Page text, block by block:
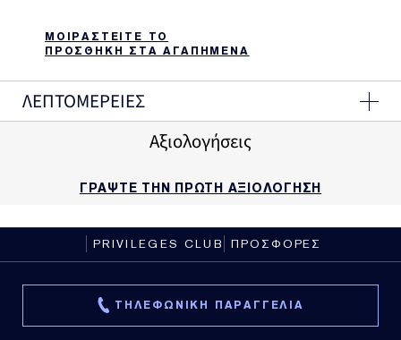
ΜΟΙΡΑΣΤΕΙΤΕ ΤΟ
ΠΡΟΣΘΗΚΗ ΣΤΑ ΑΓΑΠΗΜΕΝΑ
ΛΕΠΤΟΜΕΡΕΙΕΣ
Αξιολογήσεις
ΓΡΑΨΤΕ ΤΗΝ ΠΡΩΤΗ ΑΞΙΟΛΟΓΗΣΗ
PRIVILEGES CLUB ΠΡΟΣΦΟΡΕΣ
ΤΗΛΕΦΩΝΙΚΗ ΠΑΡΑΓΓΕΛΙΑ